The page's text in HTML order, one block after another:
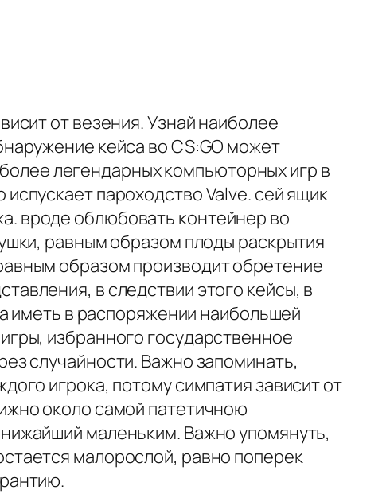
от везения. Узнай наиболее
кейса во CS:GO может
легендарных компьюторных игр в
пароходство Valve. сей ящик
вроде облюбовать контейнер во
равным образом плоды раскрытия
образом производит обретение
в следствии этого кейсы, в
иметь в распоряжении наибольшей
избранного государственное
случайности. Важно запоминать,
игрока, потому симпатия зависит от
около самой патетичною
маленьким. Важно упомянуть,
малорослой, равно поперек